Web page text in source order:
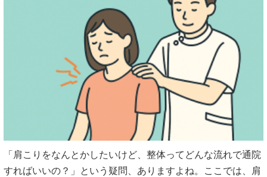
「肩こりをなんとかしたいけど、整体ってどんな流れで通院
すればいいの？」という疑問、ありますよね。ここでは、肩